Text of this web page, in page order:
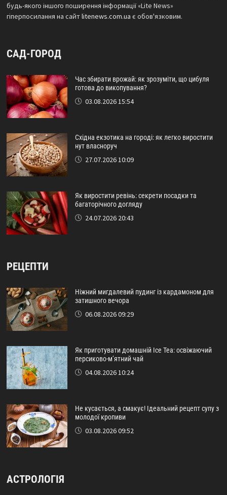
будь-якого іншого поширення інформації «Lite News»
гіперпосилання на сайтlitenews.com.ua є обов'язковим.
САД-ГОРОД
Час збирати врожай: як зрозуміти, що цибуля
готова до викопування?
03.08.2026 15:54
Східна екзотика на городі: як легко виростити
нут власноруч
27.07.2026 10:09
Як виростити ревінь: секрети посадки та
багаторічного догляду
24.07.2026 20:43
РЕЦЕПТИ
Ніжний мигдалевий пудинг із кардамоном для
затишного вечора
06.08.2026 09:29
Як приготувати домашній Ice Tea: освіжаючий
персиково-м’ятний чай
04.08.2026 10:24
Не кусається, а смакує! Ідеальний рецепт супу з
молодої кропиви
03.08.2026 09:52
АСТРОЛОГІЯ